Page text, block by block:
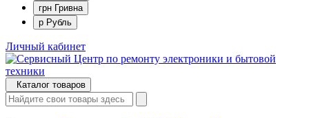
грн Гривна
р Рубль
Личный кабинет
Каталог товаров